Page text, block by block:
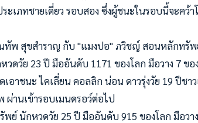
เภทชายเดี่ยว รอบสอง ซึ่งผู้ชนะในรอบนี้จะคว้า
ทัพ สุขสำราญ กับ "แมงปอ" ภวิชญ์ สอนหลักทรั
ดวัย 23 ปี มืออันดับ 1171 ของโลก มือวาง 7 ขอ
อาชนะ ไคเลี่ยน คอลลิก น่อน ดาวรุ่งวัย 19 ปีชา
ผ่านเข้ารอบเมนดรอว์ต่อไป
นักหวดวัย 25 ปี มืออันดับ 915 ของโลก มือวา